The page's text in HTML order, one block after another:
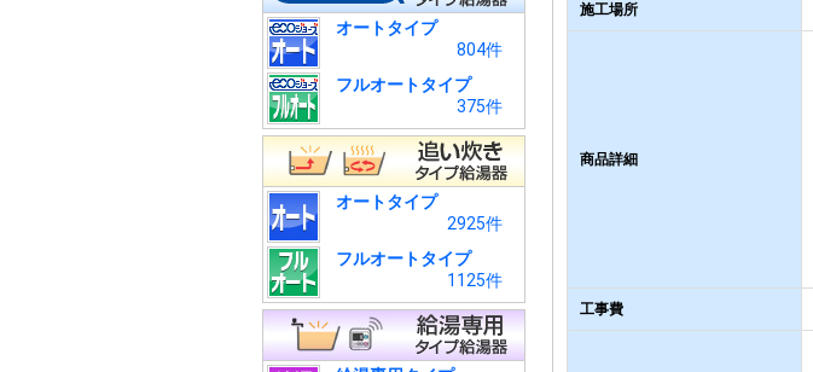
オートタイプ
804件
フルオートタイプ
375件
オートタイプ
2925件
フルオートタイプ
1125件
施工場所
商品詳細
工事費